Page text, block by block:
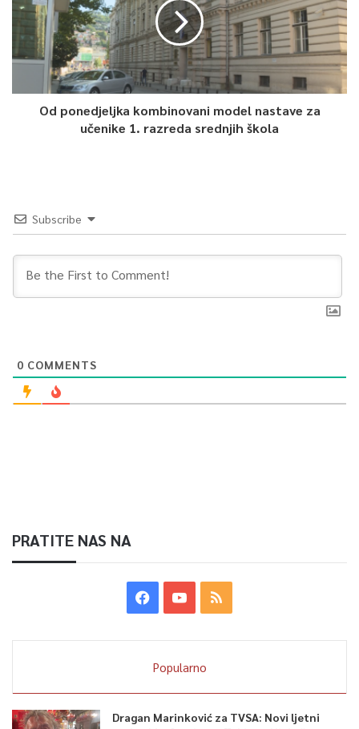
0
Article Rating
Od ponedjeljka kombinovani model nastave za
učenike 1. razreda srednjih škola
Subscribe
0 COMMENTS
PRATITE NAS NA
Popularno
Dragan Marinković za TVSA: Novi ljetni